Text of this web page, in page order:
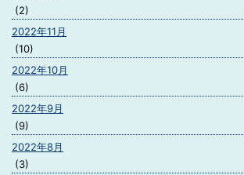
(2)
2022年11月
(10)
2022年10月
(6)
2022年9月
(9)
2022年8月
(3)